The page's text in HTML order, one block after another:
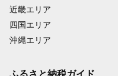
近畿エリア
四国エリア
沖縄エリア
ふるさと納税ガイド